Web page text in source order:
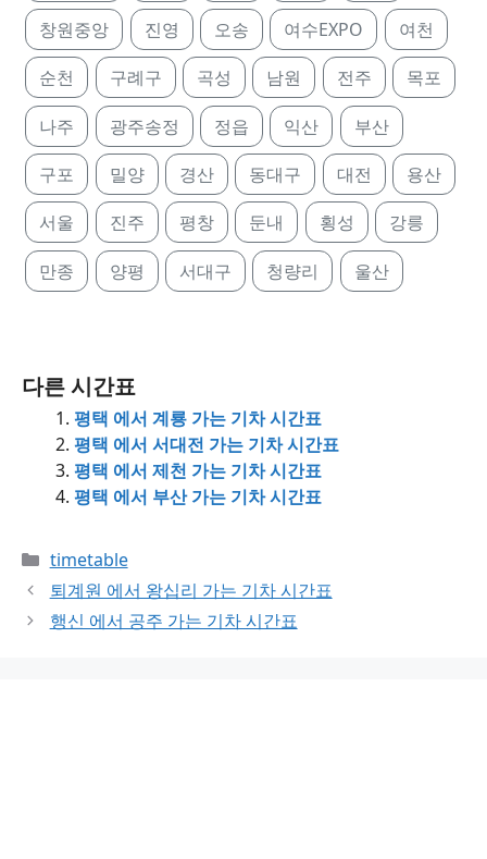
창원중앙 진영 오송 여수EXPO 여천
순천 구례구 곡성 남원 전주 목포
나주 광주송정 정읍 익산 부산
구포 밀양 경산 동대구 대전 용산
서울 진주 평창 둔내 횡성 강릉
만종 양평 서대구 청량리 울산
다른 시간표
평택 에서 계룡 가는 기차 시간표
평택 에서 서대전 가는 기차 시간표
평택 에서 제천 가는 기차 시간표
평택 에서 부산 가는 기차 시간표
Categories
timetable
퇴계원 에서 왕십리 가는 기차 시간표
행신 에서 공주 가는 기차 시간표